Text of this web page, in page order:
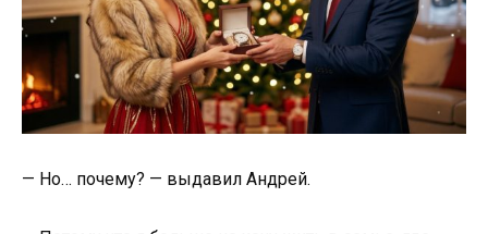
— Но… почему? — выдавил Андрей.